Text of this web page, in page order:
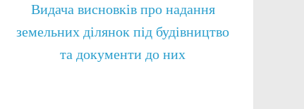
Видача висновків про надання
земельних ділянок під будівництво
та документи до них